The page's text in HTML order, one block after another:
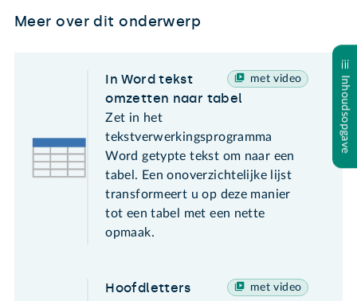
Inhoudsopgave
Meer over dit onderwerp
met video
In Word tekst
omzetten naar tabel
Zet in het
tekstverwerkingsprogramma
Word getypte tekst om naar een
tabel. Een onoverzichtelijke lijst
transformeert u op deze manier
tot een tabel met een nette
opmaak.
met video
Hoofdletters